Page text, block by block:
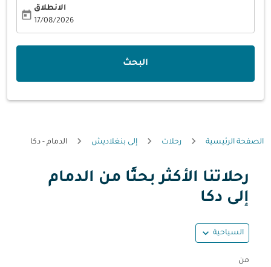
الانطلاق
17/08/2026
today
البحث
الصفحة الرئيسية رحلات إلى بنغلاديش الدمام - دكا
رحلاتنا الأكثر بحثًا من الدمام
إلى دكا
السياحية expand_more
من